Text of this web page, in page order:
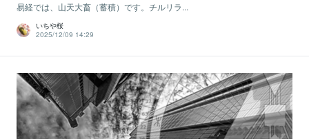
易経では、山天大畜（蓄積）です。チルリラ...
いちや桜
2025/12/09 14:29